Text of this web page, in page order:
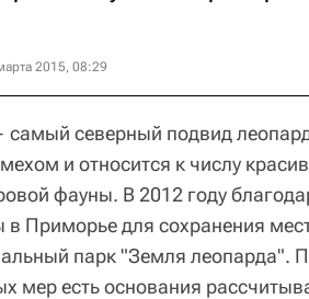
2015, 08:29
северный подвид
и относится к числу
фауны. В 2012 году
Приморье для сохранения
парк "Земля леопарда".
мер есть основания